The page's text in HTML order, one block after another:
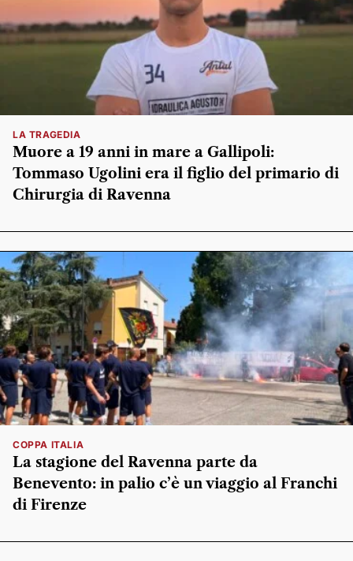
LA TRAGEDIA
Muore a 19 anni in mare a Gallipoli:
Tommaso Ugolini era il figlio del primario di
Chirurgia di Ravenna
COPPA ITALIA
La stagione del Ravenna parte da
Benevento: in palio c’è un viaggio al Franchi
di Firenze